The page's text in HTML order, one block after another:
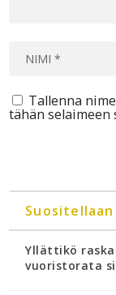
Tallenna
tähän
Suositellaan
Yllättikö
vuoristorata